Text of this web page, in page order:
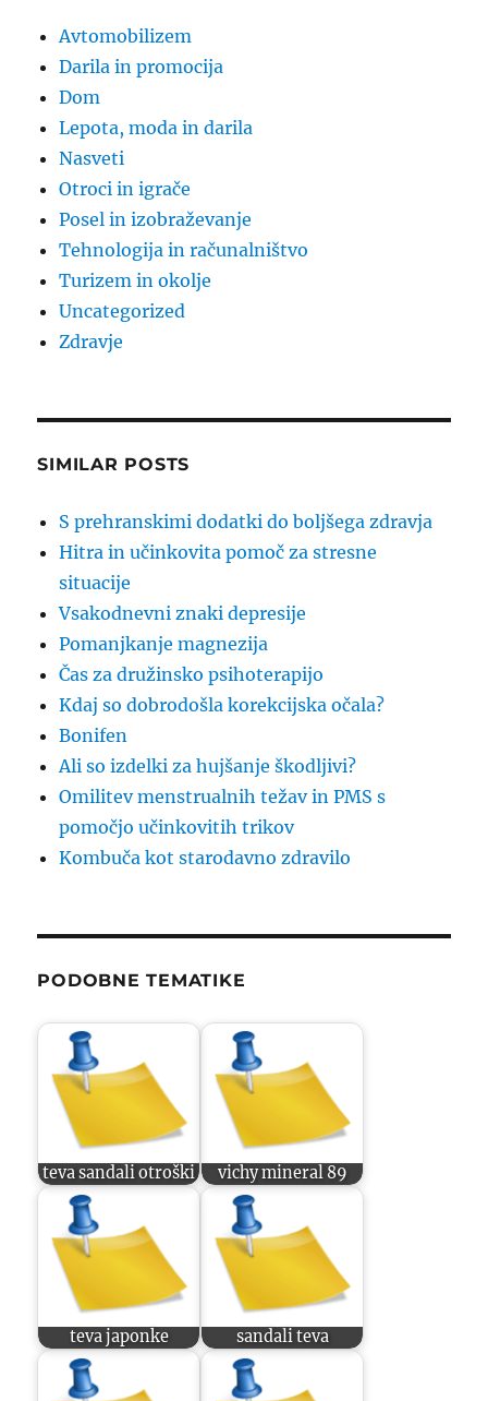
Avtomobilizem
Darila in promocija
Dom
Lepota, moda in darila
Nasveti
Otroci in igrače
Posel in izobraževanje
Tehnologija in računalništvo
Turizem in okolje
Uncategorized
Zdravje
SIMILAR POSTS
S prehranskimi dodatki do boljšega zdravja
Hitra in učinkovita pomoč za stresne
situacije
Vsakodnevni znaki depresije
Pomanjkanje magnezija
Čas za družinsko psihoterapijo
Kdaj so dobrodošla korekcijska očala?
Bonifen
Ali so izdelki za hujšanje škodljivi?
Omilitev menstrualnih težav in PMS s
pomočjo učinkovitih trikov
Kombuča kot starodavno zdravilo
PODOBNE TEMATIKE
teva sandali otroški vichy mineral 89
teva japonke sandali teva